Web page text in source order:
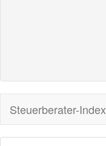
Steuerberater-Index